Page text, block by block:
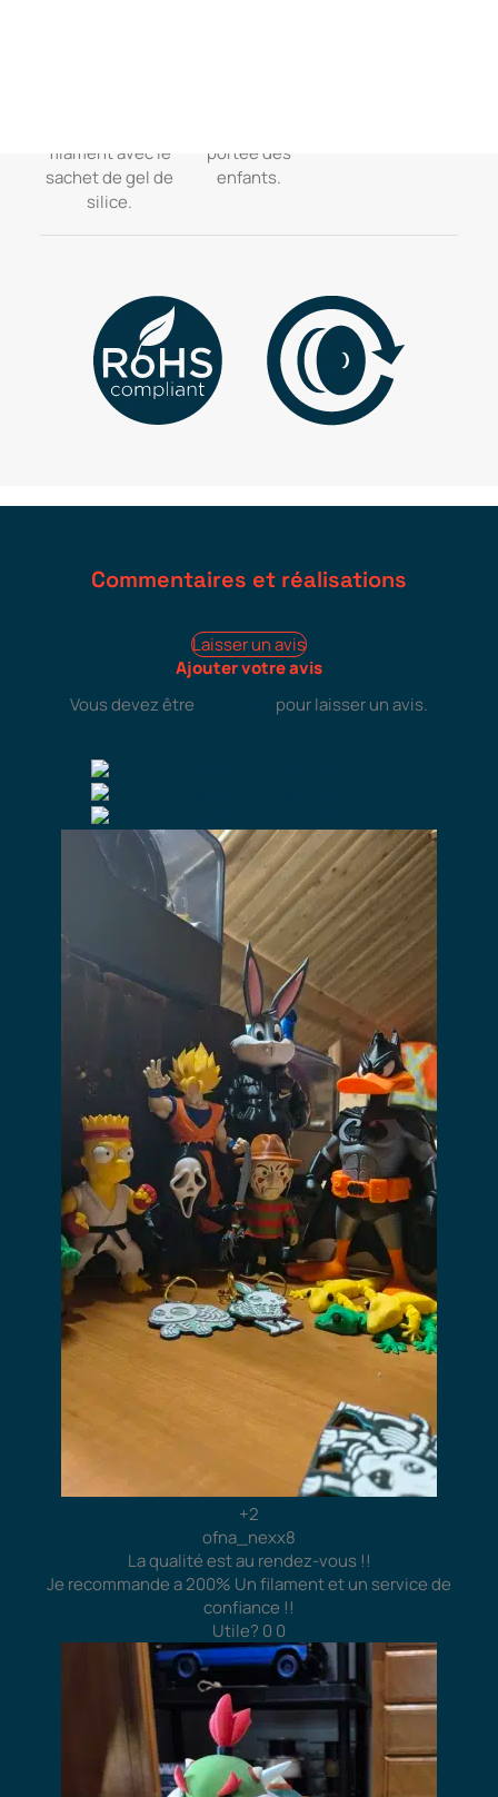
filament avec le
sachet de gel de
silice.
portée des
enfants.
Commentaires et réalisations
Laisser un avis
Ajouter votre avis
Vous devez être
pour laisser un avis.
+2
ofna_nexx8
La qualité est au rendez-vous !!
Je recommande a 200% Un filament et un service de
confiance !!
Utile? 0 0